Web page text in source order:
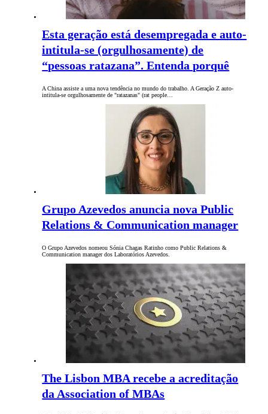
Esta geração está desempregada e auto-
intitula-se (orgulhosamente) de
“pessoas ratazana”. Entenda porquê
A China assiste a uma nova tendência no mundo do trabalho. A Geração Z auto-
intitula-se orgulhosamente de "ratazanas" (rat people…
Grupo Azevedos anuncia nova Public
Relations & Communication manager
O Grupo Azevedos nomeou Sónia Chagas Ratinho como Public Relations &
Communication manager dos Laboratórios Azevedos.
The Lisbon MBA recebe a acreditação
da Association of MBAs